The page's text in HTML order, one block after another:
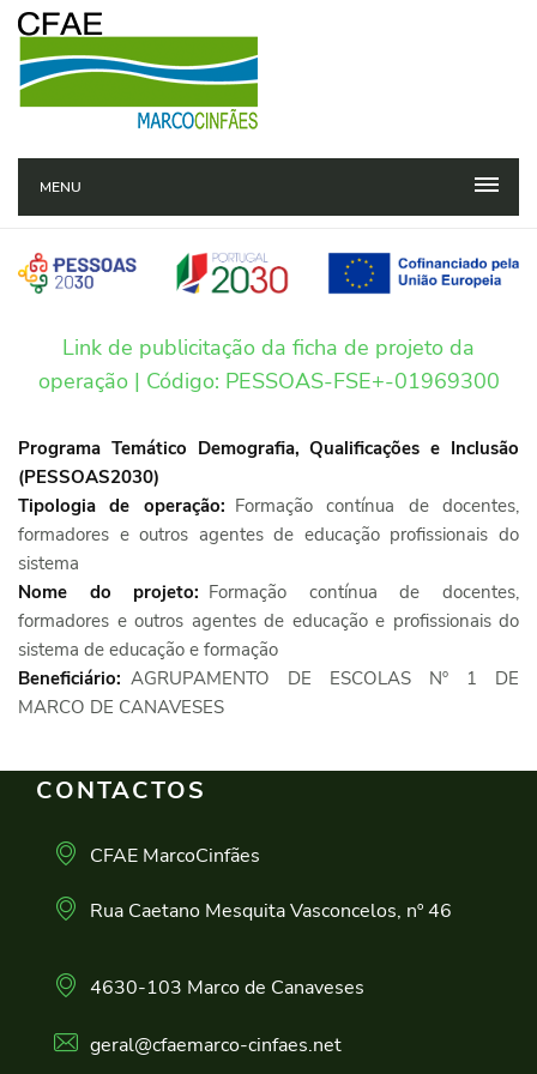
MENU
Link de publicitação da ficha de projeto da
operação | Código: PESSOAS-FSE+-01969300
Programa Temático Demografia, Qualificações e Inclusão
(PESSOAS2030)
Tipologia de operação: Formação contínua de docentes,
formadores e outros agentes de educação profissionais do
sistema
Nome do projeto: Formação contínua de docentes,
formadores e outros agentes de educação e profissionais do
sistema de educação e formação
Beneficiário: AGRUPAMENTO DE ESCOLAS Nº 1 DE
MARCO DE CANAVESES
CONTACTOS
CFAE MarcoCinfães
Rua Caetano Mesquita Vasconcelos, nº 46
4630-103 Marco de Canaveses
geral@cfaemarco-cinfaes.net